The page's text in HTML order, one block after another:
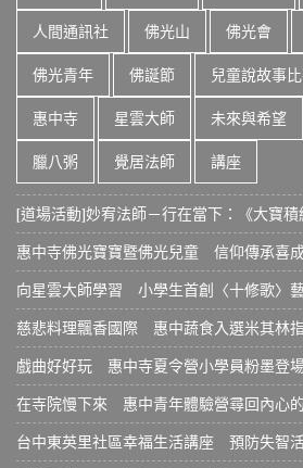
人間通訊社 佛光山 佛光會
佛光青年 佛誕節 兒童說故事
惠中寺 星雲大師 未來與希望
臘八粥 覺居法師 講座
[道場活動]妙宥法師－行在當下：《大寶
惠中寺佛光寶寶暨佛光兒童 信仰傳承喜
向星雲大師學習 小學生首創〈十修歌〉
慈悲料理飄香國際 惠中蔬食入選米其林
戲曲好好玩 惠中寺夏令營小學員粉墨登
在寺院慢下來 惠中青年體驗營尋回內心
台中東英里社區幸福生活講座 預防失智